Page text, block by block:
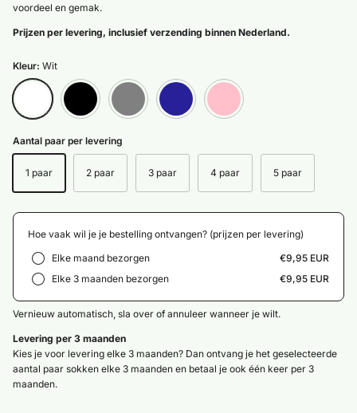
voordeel en gemak.
Prijzen per levering, inclusief verzending binnen Nederland.
Kleur: Wit
Wit
Zwart Grijs MarineblauwRoze
Aantal paar per levering
1 paar 2 paar 3 paar 4 paar 5 paar
Hoe vaak wil je je bestelling ontvangen? (prijzen per levering)
Elke maand bezorgen
€9,95 EUR
Elke 3 maanden bezorgen
€9,95 EUR
Vernieuw automatisch, sla over of annuleer wanneer je wilt.
Levering per 3 maanden
Kies je voor levering elke 3 maanden? Dan ontvang je het geselecteerde
aantal paar sokken elke 3 maanden en betaal je ook één keer per 3
maanden.